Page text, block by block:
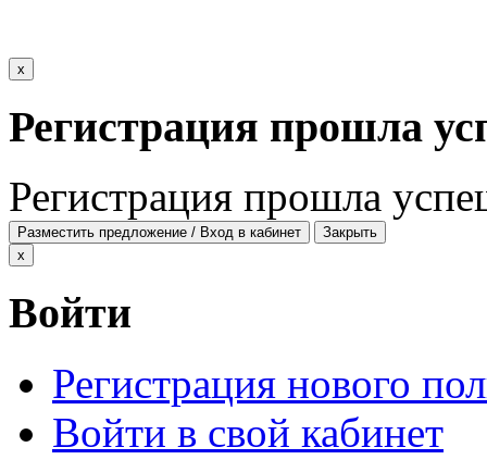
x
Регистрация прошла
Регистрация прошла
Разместить предложение / Вход в кабинет
Закрыть
x
Войти
Регистрация нового
Войти в свой кабинет